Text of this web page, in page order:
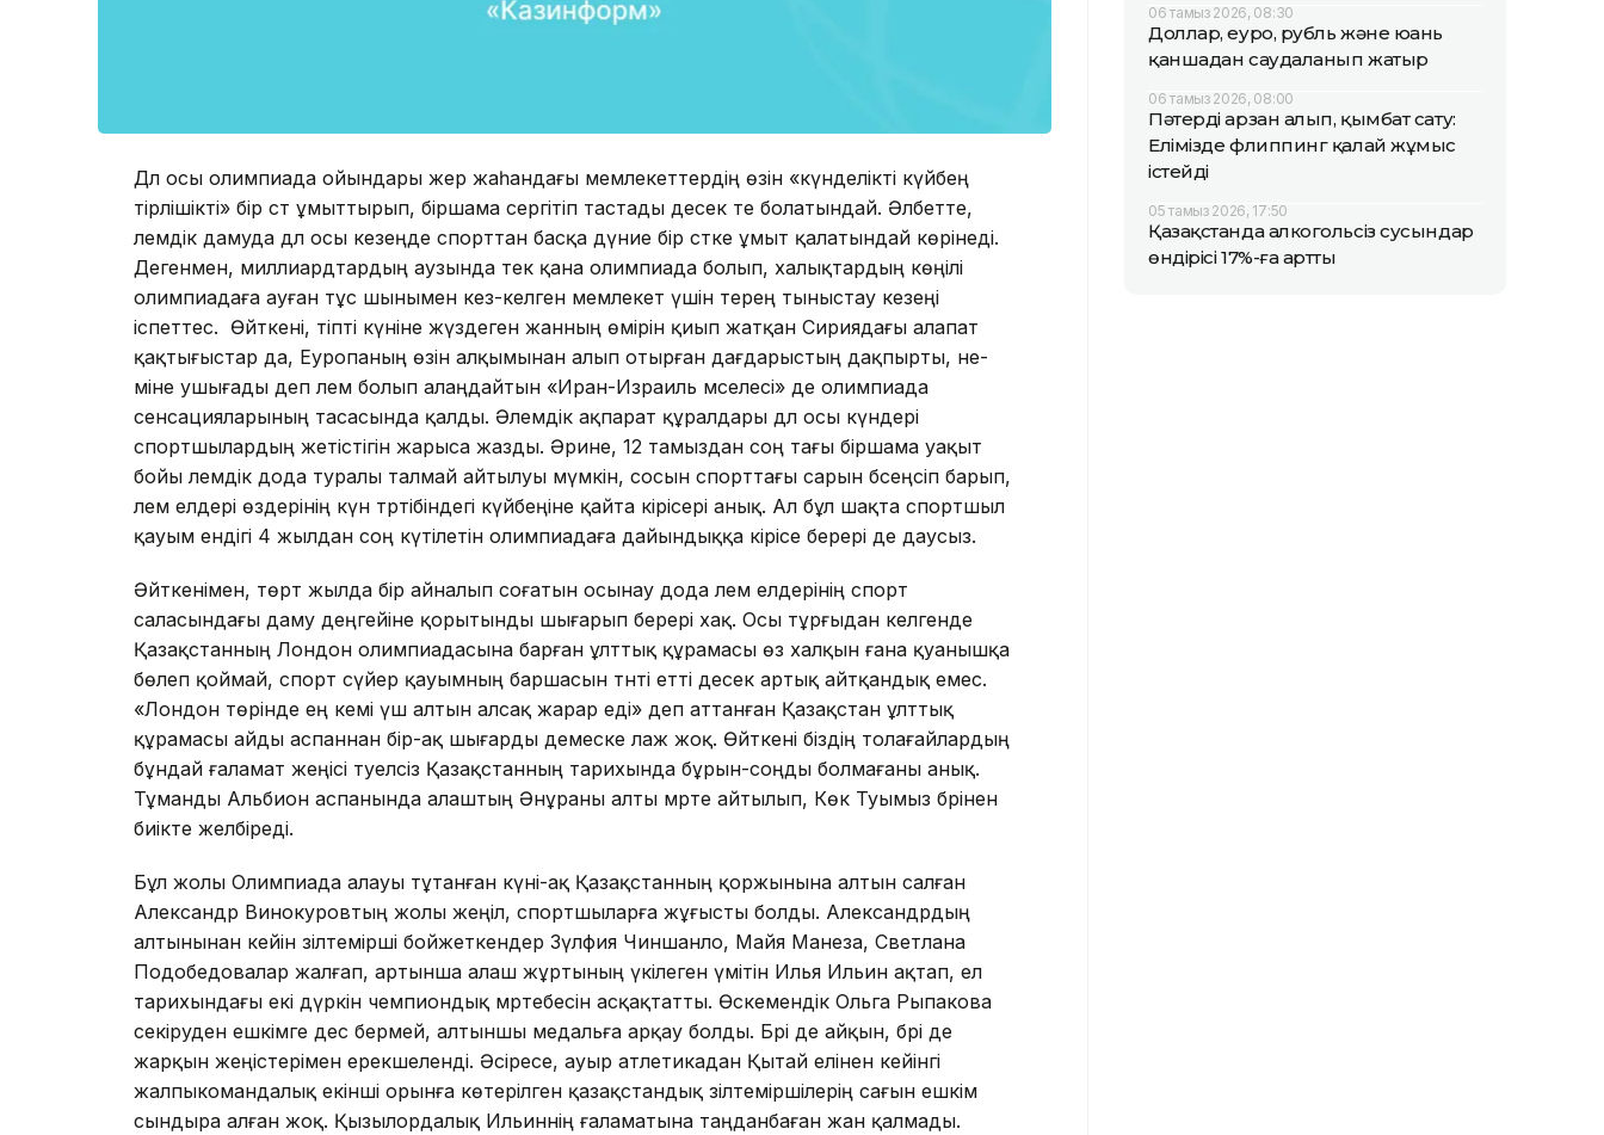
Дәл осы олимпиада ойындары жер жаһандағы мемлекеттердің өзін «күнделікті күйбең
тірлішікті» бір сәт ұмыттырып, біршама сергітіп тастады десек те болатындай. Әлбетте,
әлемдік дамуда дәл осы кезеңде спорттан басқа дүние бір сәтке ұмыт қалатындай көрінеді.
Дегенмен, миллиардтардың аузында тек қана олимпиада болып, халықтардың көңілі
олимпиадаға ауған тұс шынымен кез-келген мемлекет үшін терең тыныстау кезеңі
іспеттес. Өйткені, тіпті күніне жүздеген жанның өмірін қиып жатқан Сириядағы алапат
қақтығыстар да, Еуропаның өзін алқымынан алып отырған дағдарыстың дақпырты, әне-
міне ушығады деп әлем болып алаңдайтын «Иран-Израиль мәселесі» де олимпиада
сенсацияларының тасасында қалды. Әлемдік ақпарат құралдары дәл осы күндері
спортшылардың жетістігін жарыса жазды. Әрине, 12 тамыздан соң тағы біршама уақыт
бойы әлемдік дода туралы талмай айтылуы мүмкін, сосын спорттағы сарын бәсеңсіп барып,
әлем елдері өздерінің күн тәртібіндегі күйбеңіне қайта кірісері анық. Ал бұл шақта спортшыл
қауым ендігі 4 жылдан соң күтілетін олимпиадаға дайындыққа кірісе берері де даусыз.
Әйткенімен, төрт жылда бір айналып соғатын осынау дода әлем елдерінің спорт
саласындағы даму деңгейіне қорытынды шығарып берері хақ. Осы тұрғыдан келгенде
Қазақстанның Лондон олимпиадасына барған ұлттық құрамасы өз халқын ғана қуанышқа
бөлеп қоймай, спорт сүйер қауымның баршасын тәнті етті десек артық айтқандық емес.
«Лондон төрінде ең кемі үш алтын алсақ жарар еді» деп аттанған Қазақстан ұлттық
құрамасы айды аспаннан бір-ақ шығарды демеске лаж жоқ. Өйткені біздің толағайлардың
бұндай ғаламат жеңісі тәуелсіз Қазақстанның тарихында бұрын-соңды болмағаны анық.
Тұманды Альбион аспанында алаштың Әнұраны алты мәрте айтылып, Көк Туымыз бәрінен
биікте желбіреді.
Бұл жолы Олимпиада алауы тұтанған күні-ақ Қазақстанның қоржынына алтын салған
Александр Винокуровтың жолы жеңіл, спортшыларға жұғысты болды. Александрдың
алтынынан кейін зілтемірші бойжеткендер Зүлфия Чиншанло, Майя Манеза, Светлана
Подобедовалар жалғап, артынша алаш жұртының үкілеген үмітін Илья Ильин ақтап, ел
тарихындағы екі дүркін чемпиондық мәртебесін асқақтатты. Өскемендік Ольга Рыпакова
секіруден ешкімге дес бермей, алтыншы медальға арқау болды. Бәрі де айқын, бәрі де
жарқын жеңістерімен ерекшеленді. Әсіресе, ауыр атлетикадан Қытай елінен кейінгі
жалпыкомандалық екінші орынға көтерілген қазақстандық зілтеміршілерің сағын ешкім
сындыра алған жоқ. Қызылордалық Ильиннің ғаламатына таңданбаған жан қалмады.
06 тамыз 2026, 08:30
Доллар, еуро, рубль және юань
қаншадан саудаланып жатыр
06 тамыз 2026, 08:00
Пәтерді арзан алып, қымбат сату:
Елімізде флиппинг қалай жұмыс
істейді
05 тамыз 2026, 17:50
Қазақстанда алкогольсіз сусындар
өндірісі 17%-ға артты